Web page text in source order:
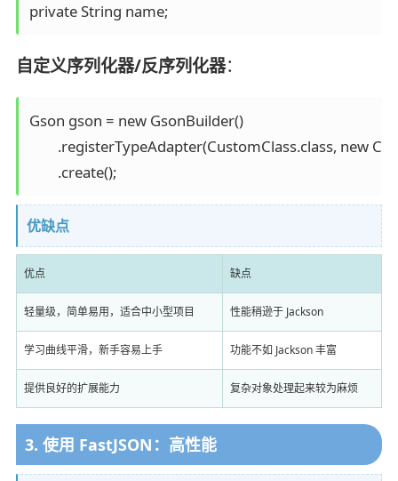
private String name;
自定义序列化器/反序列化器：
Gson gson = new GsonBuilder()
.registerTypeAdapter(CustomClass.class, new
        .create();
优缺点
优点 缺点
轻量级，简单易用，适合中小型项目 性能稍逊于 Jackson
学习曲线平滑，新手容易上手 功能不如 Jackson 丰富
提供良好的扩展能力 复杂对象处理起来较为麻烦
3. 使用 FastJSON：高性能